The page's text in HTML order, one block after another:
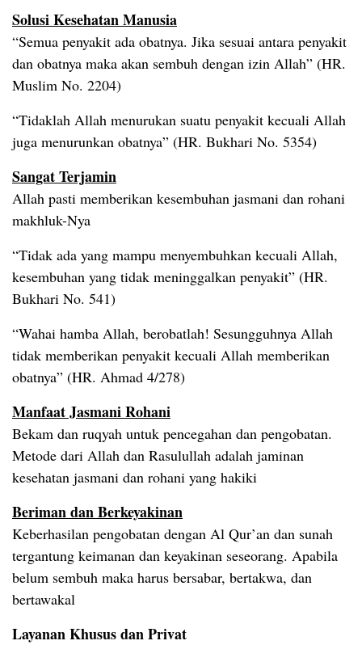
Solusi Kesehatan Manusia
“Semua penyakit ada obatnya. Jika sesuai antara penyakit
dan obatnya maka akan sembuh dengan izin Allah” (HR.
Muslim No. 2204)
“Tidaklah Allah menurukan suatu penyakit kecuali Allah
juga menurunkan obatnya” (HR. Bukhari No. 5354)
Sangat Terjamin
Allah pasti memberikan kesembuhan jasmani dan rohani
makhluk-Nya
“Tidak ada yang mampu menyembuhkan kecuali Allah,
kesembuhan yang tidak meninggalkan penyakit” (HR.
Bukhari No. 541)
“Wahai hamba Allah, berobatlah! Sesungguhnya Allah
tidak memberikan penyakit kecuali Allah memberikan
obatnya” (HR. Ahmad 4/278)
Manfaat Jasmani Rohani
Bekam dan ruqyah untuk pencegahan dan pengobatan.
Metode dari Allah dan Rasulullah adalah jaminan
kesehatan jasmani dan rohani yang hakiki
Beriman dan Berkeyakinan
Keberhasilan pengobatan dengan Al Qur’an dan sunah
tergantung keimanan dan keyakinan seseorang. Apabila
belum sembuh maka harus bersabar, bertakwa, dan
bertawakal
Layanan Khusus dan Privat